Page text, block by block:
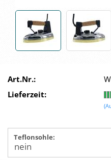
Art.Nr.:
Lieferzeit:
Teflonsohle: